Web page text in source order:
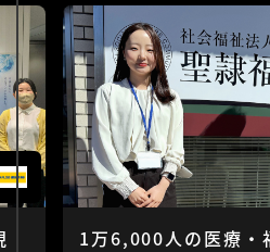
1万6,000人の医療・